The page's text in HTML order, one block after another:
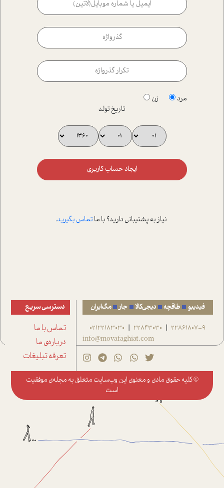
مرد
زن
تاریخ تولد
ایجاد حساب کاربری
نیاز به پشتیبانی دارید؟ با ماتماس بگیرید.
فیدیبو طاقچه دیجی‌کالا جار مگ‌ایران
22861807-9
|
22843030
|
02122183030
info@movafaghiat.com
دسترسی سریع
تماس با ما
درباره‌ی ما
تعرفه تبلیغات
© کلیه حقوق مادی و معنوی این وب‌سایت متعلق به مجله‌ی موفقیت
است